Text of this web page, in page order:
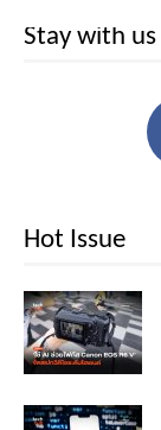
Stay with us
Hot Issue